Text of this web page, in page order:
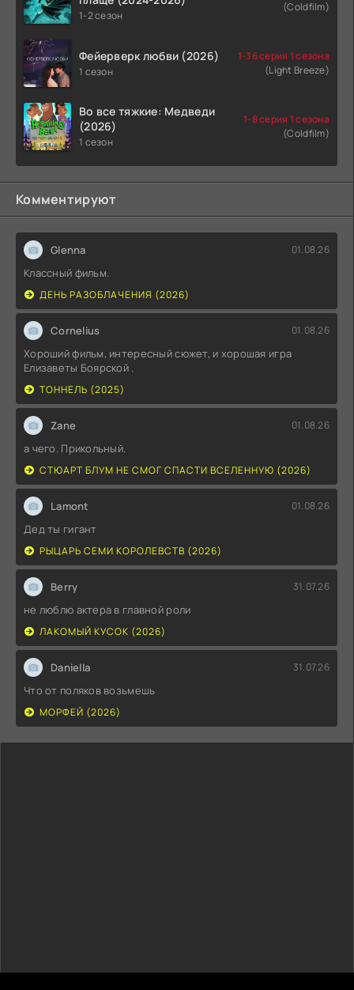
1-2 сезон
(Coldfilm)
Фейерверк любви (2026)
1 сезон
1-36 серия 1 сезона
(Light Breeze)
Во все тяжкие: Медведи
(2026)
1 сезон
1-8 серия 1 сезона
(Coldfilm)
Комментируют
Glenna 01.08.26
Классный фильм.
ДЕНЬ РАЗОБЛАЧЕНИЯ (2026)
Cornelius 01.08.26
Хороший фильм, интересный сюжет, и хорошая игра
Елизаветы Боярской .
ТОННЕЛЬ (2025)
Zane 01.08.26
а чего. Прикольный.
СТЮАРТ БЛУМ НЕ СМОГ СПАСТИ ВСЕЛЕННУЮ (2026)
Lamont 01.08.26
Дед ты гигант
РЫЦАРЬ СЕМИ КОРОЛЕВСТВ (2026)
Berry 31.07.26
не люблю актера в главной роли
ЛАКОМЫЙ КУСОК (2026)
Daniella 31.07.26
Что от поляков возьмешь
МОРФЕЙ (2026)